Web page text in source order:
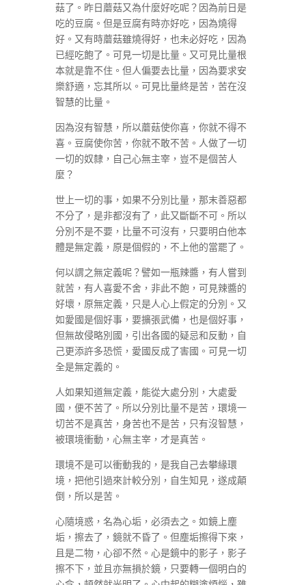
菇了。昨日蘑菇又為什麼好吃呢？因為前日是
吃的豆腐。但是豆腐有時亦好吃，因為燒得
好。又有時蘑菇雖燒得好，也未必好吃，因為
已經吃飽了。可見一切是比量。又可見比量根
本就是靠不住。但人偏要去比量，因為要求安
樂舒適，忘其所以。可見比量終是苦，苦在沒
智慧的比量。
因為沒有智慧，所以蘑菇使你喜，你就不得不
喜。豆腐使你苦，你就不敢不苦。人做了一切
一切的奴隸，自己心無主宰，豈不是個苦人
麼？
世上一切的事，如果不分別比量，那末善惡都
不分了，是非都沒有了，此又斷斷不可。所以
分別不是不要，比量不可沒有，只要明白他本
體是無定義，原是個假的，不上他的當罷了。
何以謂之無定義呢？譬如一瓶辣醬，有人嘗到
就苦，有人喜愛不舍，非此不飽，可見辣醬的
好壞，原無定義，只是人心上假定的分別。又
如愛國是個好事，要擴張武備，也是個好事，
但無故侵略別國，引出各國的疑忌和反動，自
己更添許多恐慌，愛國反成了害國。可見一切
全是無定義的。
人如果知道無定義，能從大處分別，大處愛
國，便不苦了。所以分別比量不是苦，環境一
切苦不是真苦，身苦也不是苦，只有沒智慧，
被環境衝動，心無主宰，才是真苦。
環境不是可以衝動我的，是我自己去攀緣環
境，把他引過來計較分別，自生知見，遂成顛
倒，所以是苦。
心隨境惑，名為心垢，必須去之。如鏡上塵
垢，擦去了，鏡就不昏了。但塵垢擦得下來，
且是二物，心卻不然。心是鏡中的影子，影子
擦不下，並且亦無損於鏡，只要轉一個明白的